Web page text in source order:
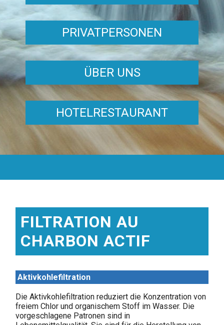
PRIVATPERSONEN
ÜBER UNS
HOTELRESTAURANT
FILTRATION AU
CHARBON ACTIF
Aktivkohlefiltration
Die Aktivkohlefiltration reduziert die Konzentration von
freiem Chlor und organischem Stoff im Wasser. Die
vorgeschlagene Patronen sind in